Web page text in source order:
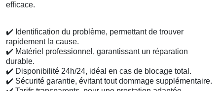
efficace.
✔️ Identification du problème, permettant de trouver
rapidement la cause.
✔️ Matériel professionnel, garantissant un réparation
durable.
✔️ Disponibilité 24h/24, idéal en cas de blocage total.
✔️ Sécurité garantie, évitant tout dommage supplémentaire.